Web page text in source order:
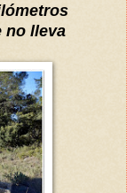
no lleva